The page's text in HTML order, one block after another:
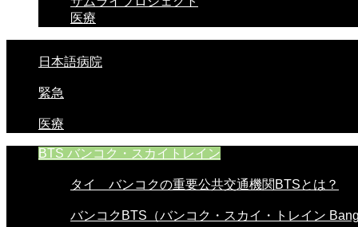
医療
日本語病院
緊急
医療
BTS バンコク・スカイトレイン
タイ バンコクの重要公共交通機関BTSとは？
バンコクBTS（バンコク・スカイ・トレイン